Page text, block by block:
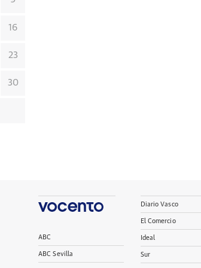
16
23
30
ABC
ABC Sevilla
Diario Vasco
El Comercio
Ideal
Sur